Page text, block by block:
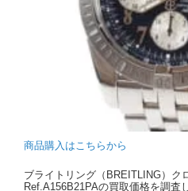
商品購入はこちらから
ブライトリング（BREITLING）ク
Ref.A156B21PAの買取価格を調査